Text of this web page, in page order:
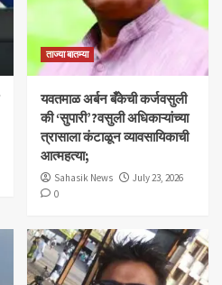
ताज्या बातम्या
​यवतमाळ अर्बन बँकेची कर्जवसुली
की ‘सुपारी’?वसुली अधिकाऱ्यांच्या
त्रासाला कंटाळून व्यावसायिकाची
आत्महत्या;
Sahasik News
July 23, 2026
0